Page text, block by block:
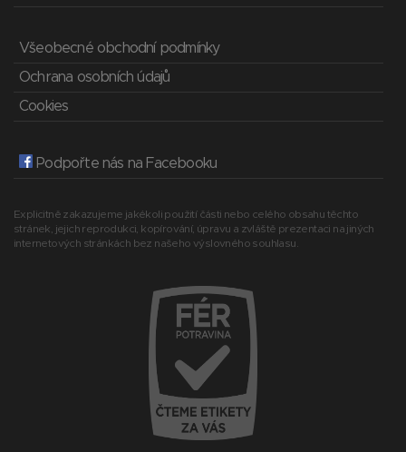
Všeobecné obchodní podmínky
Ochrana osobních údajů
Cookies
Podpořte nás na Facebooku
Explicitně zakazujeme jakékoli použití části nebo celého obsahu těchto
stránek, jejich reprodukci, kopírování, úpravu a zvláště prezentaci na jiných
internetových stránkách bez našeho výslovného souhlasu.